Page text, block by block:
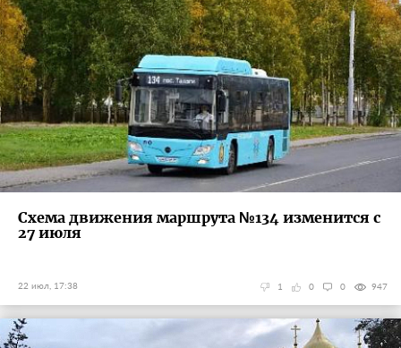
Схема движения маршрута №134 изменится с
27 июля
22 июл, 17:38 947
0
0
1